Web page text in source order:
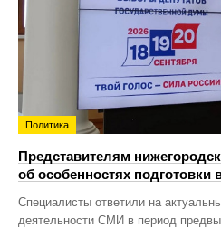
Политика
Представителям
об особенностях подготовки
Специалисты ответили на
деятельности СМИ в период